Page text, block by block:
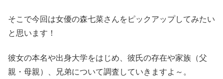
そこで今回は女優の森七菜さんをピックアップしてみたい
と思います！
彼女の本名や出身大学をはじめ、彼氏の存在や家族（父
親・母親）、兄弟について調査していきますよ～。